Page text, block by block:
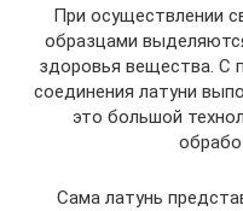
При осуществлении
образцами
здоровья вещества. С
соединения латуни
это большой
Сама латунь